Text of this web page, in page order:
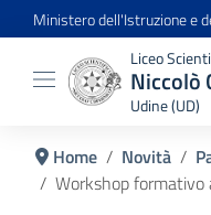
Ministero dell'Istruzione e
Liceo
Niccolò
Udine (UD)
Home Novità
Workshop formativo